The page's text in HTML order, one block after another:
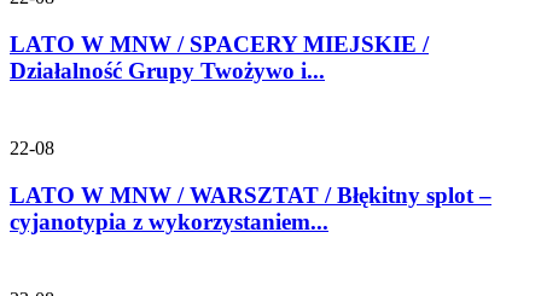
LATO W MNW / SPACERY MIEJSKIE /
Działalność Grupy Twożywo i...
22-08
LATO W MNW / WARSZTAT / Błękitny splot –
cyjanotypia z wykorzystaniem...